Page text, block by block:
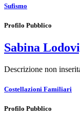
Sufismo
Profilo Pubblico
Sabina
Descrizione non
Costellazioni Familiari
Profilo Pubblico